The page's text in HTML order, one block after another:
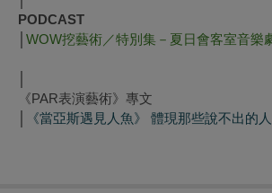
PODCAST
WOW挖藝術／特別集－夏日會客室音樂
《PAR表演藝術》專文
《當亞斯遇見人魚》 體現那些說不出的